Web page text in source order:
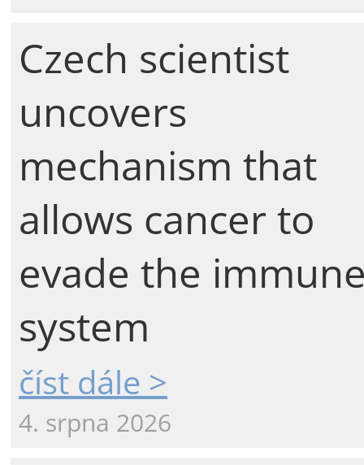
Czech scientist
uncovers
mechanism that
allows cancer to
evade the
system
číst dále >
4. srpna 2026